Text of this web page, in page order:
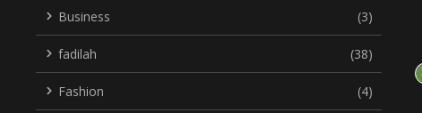
Business (3)
fadilah (38)
Fashion (4)